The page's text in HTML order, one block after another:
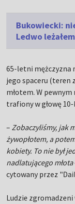
Bukowiecki:
Ledwo leżałem
65-letni mężczyzna
jego spaceru (teren
młotem. W
trafiony w głowę
– Zobaczyliśmy, jak
żywopłotem, a
kobiety. To nie był
nadlatującego młota
cytowany przez
Ludzie zgromadzeni